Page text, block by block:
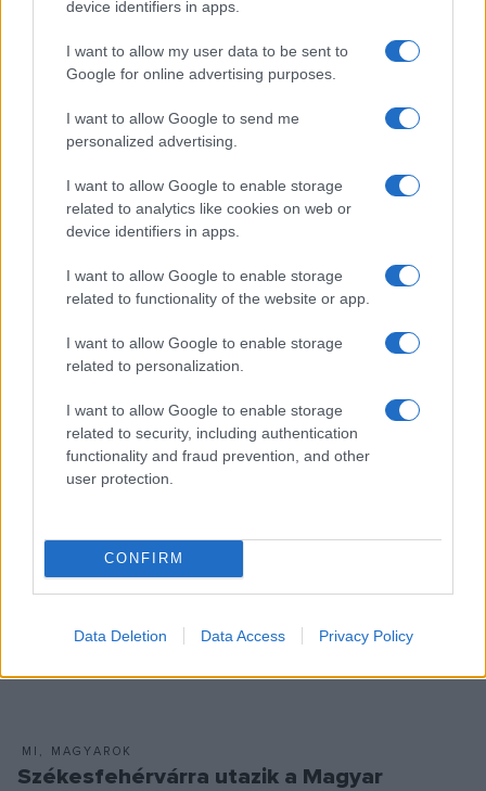
device identifiers in apps.
I want to allow my user data to be sent to
Google for online advertising purposes.
I want to allow Google to send me
personalized advertising.
I want to allow Google to enable storage
related to analytics like cookies on web or
device identifiers in apps.
I want to allow Google to enable storage
related to functionality of the website or app.
I want to allow Google to enable storage
related to personalization.
I want to allow Google to enable storage
related to security, including authentication
functionality and fraud prevention, and other
user protection.
CONFIRM
Data Deletion Data Access Privacy Policy
csomópontjára, az Alföld szívében fekvő Szolnokra érkezik
következő állomásaként az 1100 éve Európában, 20 éve az
Unióban című kulturális programsorozat. A kultúrstratégiai
intézmények kiemelt programjain az érdeklődők az évente
hagyományosan megrendezett Szolnok Napjához
MOHÁCS / Magyar Menyasszony
tablókiállítás
Sopronba érkezik az 1100 éve Európában,
20 éve az Unióban kulturális
programsorozat
Sopron a Magyarország Európai Unió Tanácsának soros
Unióban országjáró kulturális programsorozat második
helyszíne. A kultúrstratégiai intézmények kiemelt programjai
rendezvényhez kapcsolódva valósulnak meg augusztus 17.
MI, MAGYAROK
Székesfehérvárra utazik a Magyar